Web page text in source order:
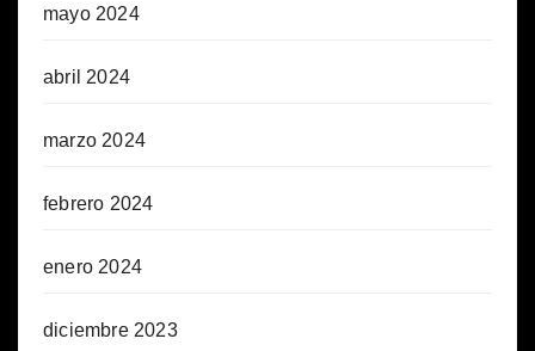
mayo 2024
abril 2024
marzo 2024
febrero 2024
enero 2024
diciembre 2023